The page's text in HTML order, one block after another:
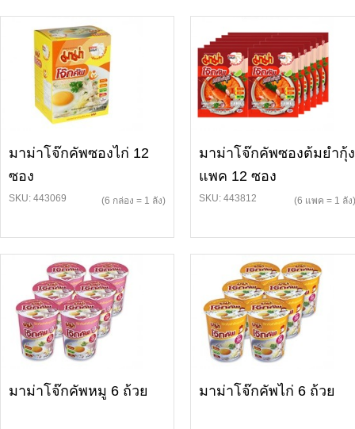
มาม่าโจ๊กคัพซองไก่ 12
ซอง
SKU: 443069 (6 กล่อง = 1 ลัง)
มาม่าโจ๊กคัพซองต้มยำกุ้ง
แพค 12 ซอง
SKU: 443812 (6 แพค = 1 ลัง)
มาม่าโจ๊กคัพหมู 6 ถ้วย มาม่าโจ๊กคัพไก่ 6 ถ้วย